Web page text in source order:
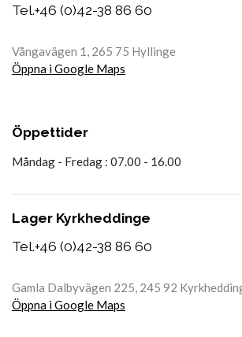
Tel.+46 (0)42-38 86 60
Vångavägen 1, 265 75 Hyllinge
Öppna i Google Maps
Öppettider
Måndag - Fredag : 07.00 - 16.00
Lager Kyrkheddinge
Tel.+46 (0)42-38 86 60
Gamla Dalbyvägen 225, 245 92
Öppna i Google Maps